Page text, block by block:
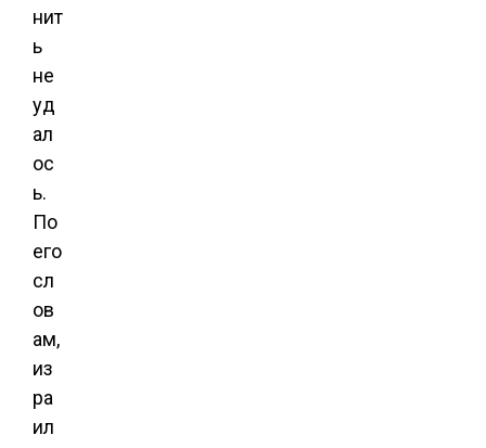
нит
ь
не
уд
ал
ос
ь.
По
его
сл
ов
ам,
из
ра
ил